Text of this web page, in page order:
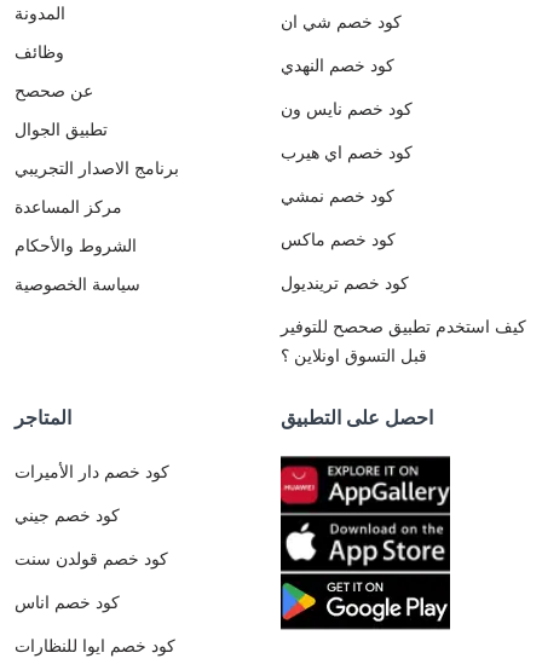
المدونة
وظائف
عن صحصح
تطبيق الجوال
برنامج الاصدار التجريبي
مركز المساعدة
الشروط والأحكام
سياسة الخصوصية
كود خصم شي ان
كود خصم النهدي
كود خصم نايس ون
كود خصم اي هيرب
كود خصم نمشي
كود خصم ماكس
كود خصم ترينديول
كيف استخدم تطبيق صحصح للتوفير
قبل التسوق اونلاين ؟
المتاجر
كود خصم دار الأميرات
كود خصم جيني
كود خصم قولدن سنت
كود خصم اناس
كود خصم ايوا للنظارات
احصل على التطبيق